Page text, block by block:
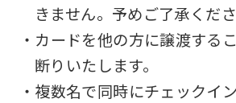
きません。予めご了承くださ
・カードを他の方に譲渡する
断りいたします。
・複数名で同時にチェックイ